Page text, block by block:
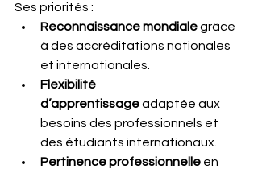
Ses priorités :
Reconnaissance mondiale grâce
à des accréditations nationales
et internationales.
Flexibilité
d’apprentissage adaptée aux
besoins des professionnels et
des étudiants internationaux.
Pertinence professionnelle en